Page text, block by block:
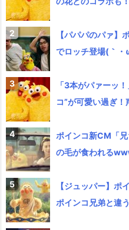
【パパパのパァ】
でロッチ登場(｀・
「3本がパァーッ
コ”が可愛い過ぎ
ポインコ新CM「
の毛が食われる
【ジュッパー】ポ
ポインコ兄弟と違